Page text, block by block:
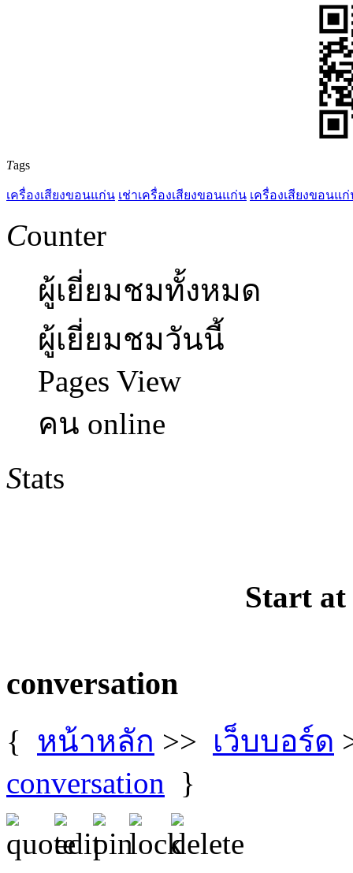
Tags
เครื่องเสียงขอนแก่น เช่าเครื่องเสียงขอนแก่น เครื่องเสียงขอนแ
Counter
ผู้เยี่ยมชมทั้งหมด
ผู้เยี่ยมชมวันนี้
Pages View
คน online
Stats
Start at
conversation
{ หน้าหลัก >> เว็บบอร์ด
conversation }